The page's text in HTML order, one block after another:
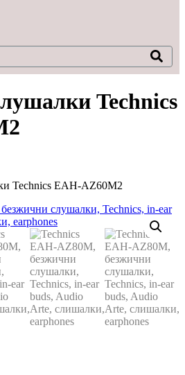
Technics
Technics EAH-AZ60M2